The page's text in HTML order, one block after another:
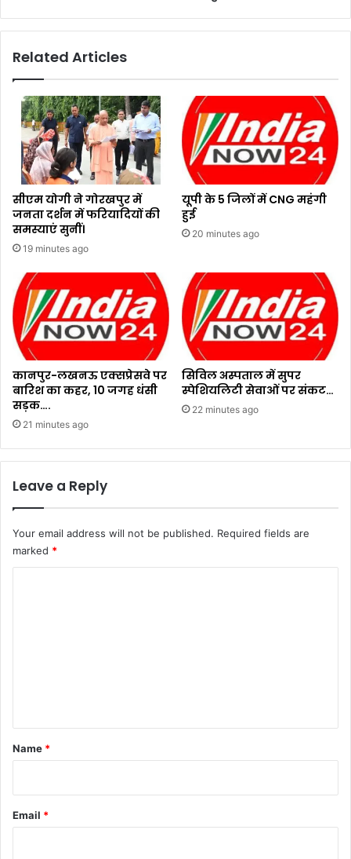
Related Articles
सीएम योगी ने गोरखपुर में
जनता दर्शन में फरियादियों की
समस्याएं सुनीं।
19 minutes ago
यूपी के 5 जिलों में CNG महंगी
हुई
20 minutes ago
कानपुर-लखनऊ एक्सप्रेसवे पर
बारिश का कहर, 10 जगह धंसी
सड़क….
21 minutes ago
सिविल अस्पताल में सुपर
स्पेशियलिटी सेवाओं पर संकट…
22 minutes ago
Leave a Reply
Your email address will not be published. Required fields are
marked *
*
Name *
Email *